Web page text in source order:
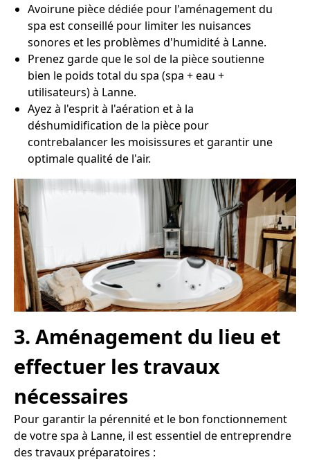
Avoirune pièce dédiée pour l'aménagement du
spa est conseillé pour limiter les nuisances
sonores et les problèmes d'humidité à Lanne.
Prenez garde que le sol de la pièce soutienne
bien le poids total du spa (spa + eau +
utilisateurs) à Lanne.
Ayez à l'esprit à l'aération et à la
déshumidification de la pièce pour
contrebalancer les moisissures et garantir une
optimale qualité de l'air.
3. Aménagement du lieu et
effectuer les travaux
nécessaires
Pour garantir la pérennité et le bon fonctionnement
de votre spa à Lanne, il est essentiel de entreprendre
des travaux préparatoires :